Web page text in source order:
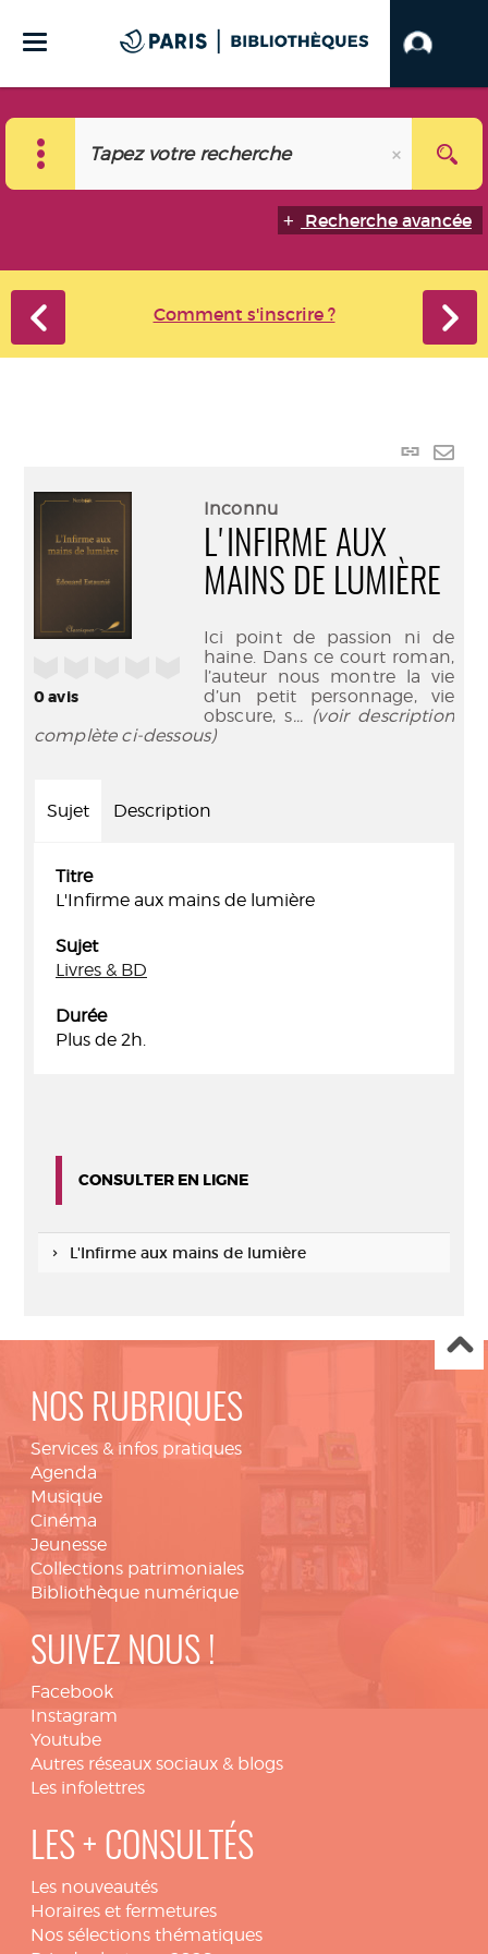
Recherche avancée
Comment s'inscrire ?
Lien
0avis
Inconnu
L'INFIRME AUX
MAINS DE LUMIÈRE
Ici point de passion ni de
haine. Dans ce court roman,
l’auteur nous montre la vie
d’un petit personnage, vie
obscure, s... (voir description
complète ci-dessous)
Sujet Description
Titre
L'Infirme aux mains de lumière
Sujet
Livres & BD
Durée
Plus de 2h.
CONSULTER EN LIGNE
L'Infirme aux mains de lumière
NOS RUBRIQUES
Services & infos pratiques
Agenda
Musique
Cinéma
Jeunesse
Collections patrimoniales
Bibliothèque numérique
SUIVEZ NOUS !
Facebook
Instagram
Youtube
Autres réseaux sociaux & blogs
Les infolettres
LES + CONSULTÉS
Les nouveautés
Horaires et fermetures
Nos sélections thématiques